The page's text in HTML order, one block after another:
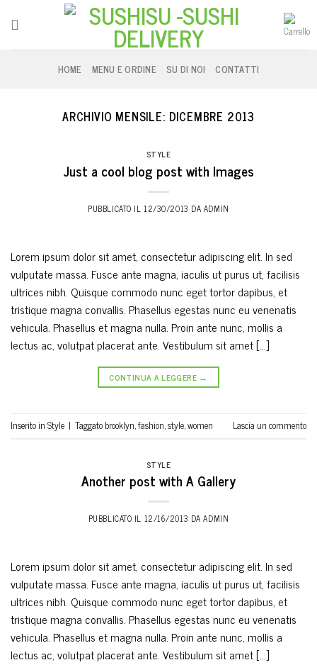
HOME MENU E ORDINE SU DI NOI CONTATTI
ARCHIVIO MENSILE: DICEMBRE 2013
STYLE
Just a cool blog post with Images
PUBBLICATO IL12/30/2013 DA ADMIN
Lorem ipsum dolor sit amet, consectetur adipiscing elit. In sed
vulputate massa. Fusce ante magna, iaculis ut purus ut, facilisis
ultrices nibh. Quisque commodo nunc eget tortor dapibus, et
tristique magna convallis. Phasellus egestas nunc eu venenatis
vehicula. Phasellus et magna nulla. Proin ante nunc, mollis a
lectus ac, volutpat placerat ante. Vestibulum sit amet […]
CONTINUA A LEGGERE →
Inserito inStyle | Taggatobrooklyn,fashion,style,women Lascia un commento
STYLE
Another post with A Gallery
PUBBLICATO IL 12/16/2013 DAADMIN
Lorem ipsum dolor sit amet, consectetur adipiscing elit. In sed
vulputate massa. Fusce ante magna, iaculis ut purus ut, facilisis
ultrices nibh. Quisque commodo nunc eget tortor dapibus, et
tristique magna convallis. Phasellus egestas nunc eu venenatis
vehicula. Phasellus et magna nulla. Proin ante nunc, mollis a
lectus ac, volutpat placerat ante. Vestibulum sit amet […]